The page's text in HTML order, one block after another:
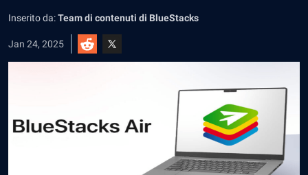
Inserito da:Team di contenuti di BlueStacks
Jan 24, 2025